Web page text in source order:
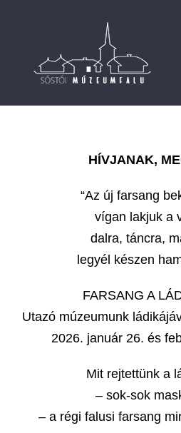
HÍVJANAK,
“Az új farsang
vígan lakjuk a
dalra, táncra,
legyél készen
FARSANG A
Utazó múzeumunk
2026. január 26. és
Mit rejtettünk a
– sok-sok
– a régi falusi farsang